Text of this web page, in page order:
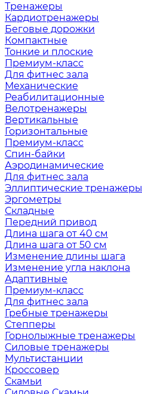
Тренажеры
Кардиотренажеры
Беговые дорожки
Компактные
Тонкие и плоские
Премиум-класс
Для фитнес зала
Механические
Реабилитационные
Велотренажеры
Вертикальные
Горизонтальные
Премиум-класс
Спин-байки
Аэродинамические
Для фитнес зала
Эллиптические тренажеры
Эргометры
Складные
Передний привод
Длина шага от 40 см
Длина шага от 50 см
Изменение длины шага
Изменение угла наклона
Адаптивные
Премиум-класс
Для фитнес зала
Гребные тренажеры
Степперы
Горнолыжные тренажеры
Силовые тренажеры
Мультистанции
Кроссовер
Скамьи